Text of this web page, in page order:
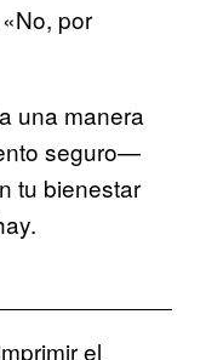
por
una manera
seguro—
tu bienestar
el